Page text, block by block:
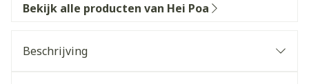
Bekijk alle producten van Hei Poa
Beschrijving